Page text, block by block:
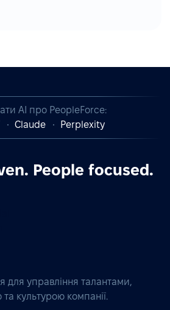
AI про PeopleForce:
Claude Perplexity
People focused.
для управління талантами,
культурою компанії.